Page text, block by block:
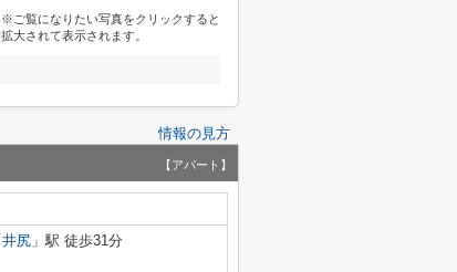
※ご覧になりたい写真をクリックすると
拡大されて表示されます。
情報の見方
【アパート】
井尻 」駅 徒歩31分